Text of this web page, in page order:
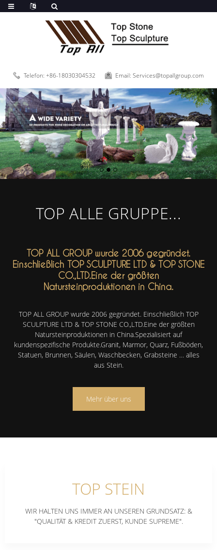
Telefon: +86-18030304532 Email: Services@topallgroup.com
TOP ALLE GRUPPE...
TOP ALL GROUP wurde 2006 gegründet.
Einschließlich TOP SCULPTURE LTD & TOP STONE
CO.,LTD.Eine der größten
Natursteinproduktionen in China.
TOP ALL GROUP wurde 2006 gegründet. Einschließlich TOP
SCULPTURE LTD & TOP STONE CO.,LTD.Eine der größten
Natursteinproduktionen in China.Spezialisiert auf
kundenspezifische Produkte.Granit, Marmor, Quarz, Fußböden,
Statuen, Brunnen, Säulen, Waschbecken, Grabsteine ​​… alles
aus Stein.
Mehr über uns
TOP STEIN
WIR HALTEN UNS IMMER AN UNSEREN GRUNDSATZ: &
"QUALITÄT & KREDIT ZUERST, KUNDE SUPREME".